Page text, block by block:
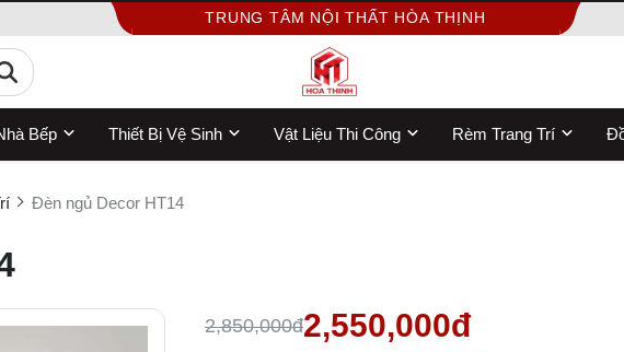
TRUNG TÂM NỘI THẤT HÒA THỊNH
Bếp Thiết Bị Vệ Sinh Vật Liệu Thi Công Rèm Trang Trí
Đèn ngủ Decor HT14
2,850,000đ2,550,000đ